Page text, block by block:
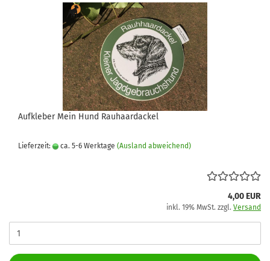
Aufkleber Mein Hund Rauhaardackel
Lieferzeit: ca. 5-6 Werktage (Ausland abweichend)
4,00 EUR
inkl. 19% MwSt. zzgl. Versand